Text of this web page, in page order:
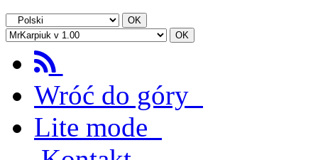
Wróć do góry
Lite mode